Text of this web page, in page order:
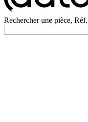
Rechercher une pièce,